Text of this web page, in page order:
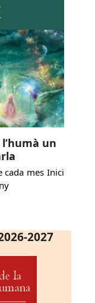
un
cada mes Inici
2027